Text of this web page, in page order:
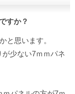
すか？
と思います。
少ない7ｍｍパネ